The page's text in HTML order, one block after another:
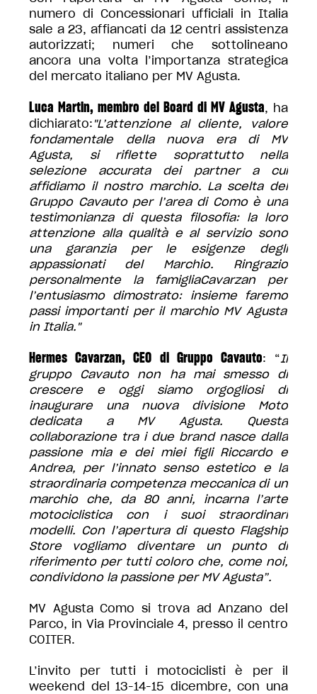
numero di Concessionari ufficiali in Italia
sale a 23, affiancati da 12 centri assistenza
autorizzati; numeri che sottolineano
ancora una volta l’importanza strategica
del mercato italiano per MV Agusta.
Luca Martin, membro del Board di MV Agusta, ha
dichiarato: "L’attenzione al cliente, valore
fondamentale della nuova era di MV
Agusta, si riflette soprattutto nella
selezione accurata dei partner a cui
affidiamoil nostro marchio. La scelta del
Gruppo Cavauto per l’area di Como è una
testimonianza di questa filosofia: la loro
attenzione alla qualità e al servizio sono
una garanzia per le esigenze degli
appassionati del Marchio. Ringrazio
personalmente la famigliaCavarzan per
l’entusiasmo dimostrato: insieme faremo
passiimportantiper il marchioMV Agusta
in Italia."
Hermes Cavarzan, CEO di Gruppo Cavauto: “Il
gruppo Cavauto non ha mai smesso di
crescere e oggi siamo orgogliosi di
inaugurare una nuova divisione Moto
dedicata a MV Agusta. Questa
collaborazione tra i due brand nasce dalla
passione mia e dei miei figli Riccardo e
Andrea, per l’innato senso estetico e la
straordinaria competenza meccanica di un
marchio che, da 80 anni, incarna l’arte
motociclistica con i suoi straordinari
modelli. Con l’apertura di questo Flagship
Store vogliamo diventare un punto di
riferimento per tutti coloro che, come noi,
condividono la passione per MV Agusta”.
MV Agusta Como si trova ad Anzano del
Parco, in Via Provinciale 4, presso il centro
COITER.
L’invito per tutti i motociclisti è per il
weekend del 13-14-15 dicembre, con una